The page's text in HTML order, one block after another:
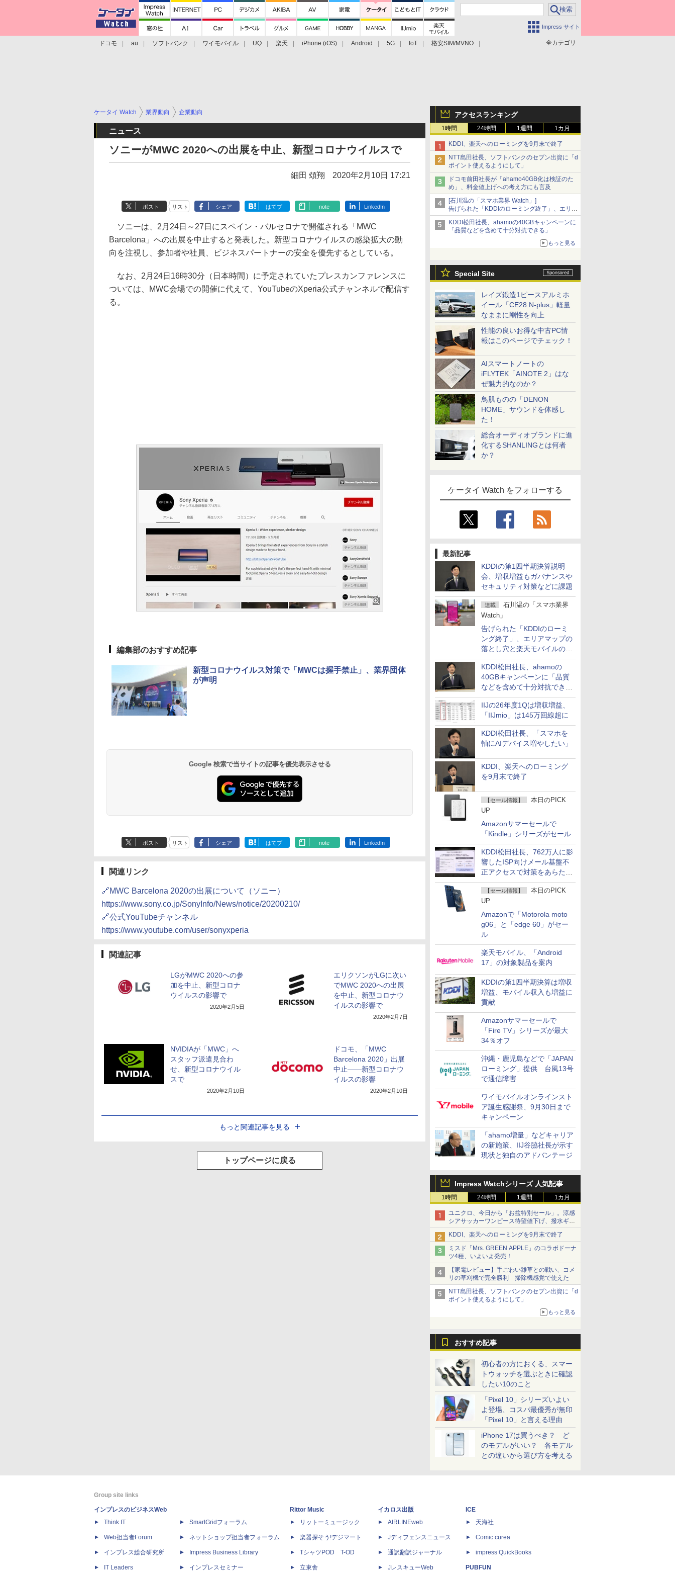
Impress サイト
全カテゴリ
ドコモ au ソフトバンク ワイモバイル UQ 楽天 iPhone (iOS) Android 5G IoT
格安SIM/MVNO
アクセスランキング
1時間 24時間 1週間 1カ月
KDDI、楽天へのローミングを9月末で終了
NTT島田社長、ソフトバンクのセブン出資に「d
ポイント使えるようにして」
ドコモ前田社長が「ahamo40GB化は検証のた
め」、料金値上げへの考え方にも言及
[石川温の「スマホ業界 Watch」]
告げられた「KDDIのローミング終了」、エリア
マップの落とし穴と楽天モバイルの課題
KDDI松田社長、ahamoの40GBキャンペーンに
「品質などを含めて十分対抗できる」
もっと見る
Special Site
レイズ鍛造1ピースアルミホ
イール「CE28 N-plus」軽量
なままに剛性を向上
性能の良いお得な中古PC情
報はこのページでチェック！
AIスマートノートの
iFLYTEK「AINOTE 2」はな
ぜ魅力的なのか？
鳥肌ものの「DENON
HOME」サウンドを体感し
た！
総合オーディオブランドに進
化するSHANLINGとは何者
か？
ケータイ Watch をフォローする
最新記事
KDDIの第1四半期決算説明
会、増収増益もガバナンスや
セキュリティ対策などに課題
連載
石川温の「スマホ業界
Watch」
告げられた「KDDIのローミ
ング終了」、エリアマップの
落とし穴と楽天モバイルの課
題
KDDI松田社長、ahamoの
40GBキャンペーンに「品質
などを含めて十分対抗でき
る」
IIJの26年度1Qは増収増益、
「IIJmio」は145万回線超に
KDDI松田社長、「スマホを
軸にAIデバイス増やしたい」
KDDI、楽天へのローミング
を9月末で終了
【セール情報】
本日のPICK
UP
Amazonサマーセールで
「Kindle」シリーズがセール
KDDI松田社長、762万人に影
響したISP向けメール基盤不
正アクセスで対策をあらため
て説明
【セール情報】
本日のPICK
UP
Amazonで「Motorola moto
g06」と「edge 60」がセー
ル
楽天モバイル、「Android
17」の対象製品を案内
KDDIの第1四半期決算は増収
増益、モバイル収入も増益に
貢献
Amazonサマーセールで
「Fire TV」シリーズが最大
34％オフ
沖縄・鹿児島などで「JAPAN
ローミング」提供 台風13号
で通信障害
ワイモバイルオンラインスト
ア誕生感謝祭、9月30日まで
キャンペーン
「ahamo増量」などキャリア
の新施策、IIJ谷脇社長が示す
現状と独自のアドバンテージ
Impress Watchシリーズ 人気記事
1時間 24時間 1週間 1カ月
ユニクロ、今日から「お盆特別セール」。涼感
シアサッカーワンピース待望値下げ、撥水ギア
ショーツは1990円に
KDDI、楽天へのローミングを9月末で終了
ミスド「Mrs. GREEN APPLE」のコラボドーナ
ツ4種、いよいよ発売！
【家電レビュー】手ごわい雑草との戦い、コメ
リの草刈機で完全勝利 掃除機感覚で使えた
NTT島田社長、ソフトバンクのセブン出資に「d
ポイント使えるようにして」
もっと見る
おすすめ記事
初心者の方におくる、スマー
トウォッチを選ぶときに確認
したい10のこと
「Pixel 10」シリーズいよい
よ登場、コスパ最優秀が無印
「Pixel 10」と言える理由
iPhone 17は買うべき？ ど
のモデルがいい？ 各モデル
との違いから選び方を考える
ケータイ Watch 業界動向 企業動向
ニュース
ソニーがMWC 2020への出展を中止、新型コロナウイルスで
細田 頌翔 2020年2月10日 17:21
ポスト リスト シェア はてブ note LinkedIn
ソニーは、2月24日～27日にスペイン・バルセロナで開催される「MWC
Barcelona」への出展を中止すると発表した。新型コロナウイルスの感染拡大の動
向を注視し、参加者や社員、ビジネスパートナーの安全を優先するとしている。
なお、2月24日16時30分（日本時間）に予定されていたプレスカンファレンスに
ついては、MWC会場での開催に代えて、YouTubeのXperia公式チャンネルで配信す
る。
編集部のおすすめ記事
新型コロナウイルス対策で「MWCは握手禁止」、業界団体
が声明
Google 検索で当サイトの記事を優先表示させる
ポスト リスト シェア はてブ note LinkedIn
関連リンク
🔗MWC Barcelona 2020の出展について（ソニー）
https://www.sony.co.jp/SonyInfo/News/notice/20200210/
🔗公式YouTubeチャンネル
https://www.youtube.com/user/sonyxperia
関連記事
LGがMWC 2020への参
加を中止、新型コロナ
ウイルスの影響で
2020年2月5日
エリクソンがLGに次い
でMWC 2020への出展
を中止、新型コロナウ
イルスの影響で
2020年2月7日
NVIDIAが「MWC」へ
スタッフ派遣見合わ
せ、新型コロナウイル
スで
2020年2月10日
ドコモ、「MWC
Barcelona 2020」出展
中止――新型コロナウ
イルスの影響
2020年2月10日
もっと関連記事を見る
トップページに戻る
Group site links
インプレスのビジネスWeb
Think IT
Web担当者Forum
インプレス総合研究所
IT Leaders
SmartGridフォーラム
ネットショップ担当者フォーラム
Impress Business Library
インプレスセミナー
Rittor Music
リットーミュージック
楽器探そう!デジマート
TシャツPOD T-OD
立東舎
イカロス出版
AIRLINEweb
Jディフェンスニュース
通訳翻訳ジャーナル
JレスキューWeb
ICE
天海社
Comic curea
impress QuickBooks
PUBFUN